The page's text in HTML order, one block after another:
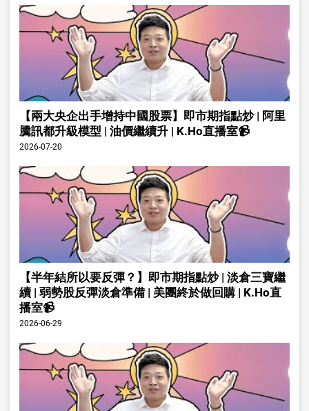
【兩大央企出手增持中國股票】即市期指點炒 | 阿里
騰訊都升級模型 | 油價繼續升 | K.Ho直播室📹
2026-07-20
【半年結所以要反彈？】即市期指點炒 | 淡倉三寶繼
續 | 弱勢股反彈淡倉準備 | 美團終於做回購 | K.Ho直
播室📹
2026-06-29